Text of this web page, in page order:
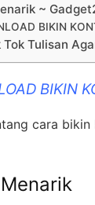
~
BIKIN
Tulisan
BIKIN
cara